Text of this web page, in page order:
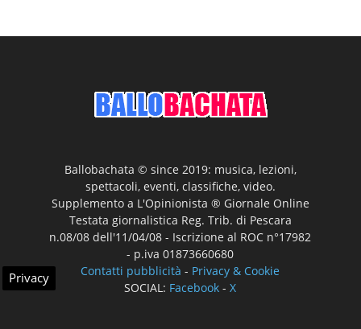
Ballobachata © since 2019: musica, lezioni,
spettacoli, eventi, classifiche, video.
Supplemento a L'Opinionista ® Giornale Online
Testata giornalistica Reg. Trib. di Pescara
n.08/08 dell'11/04/08 - Iscrizione al ROC n°17982
- p.iva 01873660680
Contatti pubblicità - Privacy & Cookie
SOCIAL: Facebook -X
Privacy